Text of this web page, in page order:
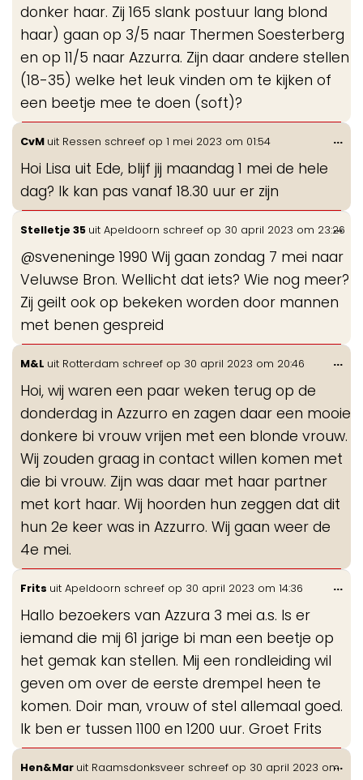
donker haar. Zij 165 slank postuur lang blond
haar) gaan op 3/5 naar Thermen Soesterberg
en op 11/5 naar Azzurra. Zijn daar andere stellen
(18-35) welke het leuk vinden om te kijken of
een beetje mee te doen (soft)?
CvM uit Ressen schreef op 1 mei 2023 om 01:54
Hoi Lisa uit Ede, blijf jij maandag 1 mei de hele
dag? Ik kan pas vanaf 18.30 uur er zijn
...
Stelletje 35 uit Apeldoorn schreef op 30 april 2023 om 23:26
@sveneninge 1990 Wij gaan zondag 7 mei naar
Veluwse Bron. Wellicht dat iets? Wie nog meer?
Zij geilt ook op bekeken worden door mannen
met benen gespreid
...
M&L uit Rotterdam schreef op 30 april 2023 om 20:46
Hoi, wij waren een paar weken terug op de
donderdag in Azzurro en zagen daar een mooie
donkere bi vrouw vrijen met een blonde vrouw.
Wij zouden graag in contact willen komen met
die bi vrouw. Zijn was daar met haar partner
met kort haar. Wij hoorden hun zeggen dat dit
hun 2e keer was in Azzurro. Wij gaan weer de
4e mei.
...
Frits uit Apeldoorn schreef op 30 april 2023 om 14:36
Hallo bezoekers van Azzura 3 mei a.s. Is er
iemand die mij 61 jarige bi man een beetje op
het gemak kan stellen. Mij een rondleiding wil
geven om over de eerste drempel heen te
komen. Doir man, vrouw of stel allemaal goed.
Ik ben er tussen 1100 en 1200 uur. Groet Frits
...
Hen&Mar uit Raamsdonksveer schreef op 30 april 2023 om...